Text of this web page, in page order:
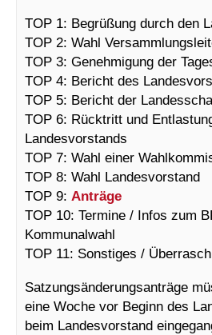
TOP 1: Begrüßung durch den
TOP 2: Wahl
TOP 3: Genehmigung der
TOP 4: Bericht des
TOP 5: Bericht der
TOP 6: Rücktritt und
Landesvorstands
TOP 7: Wahl einer
TOP 8: Wahl Landesvorstand
TOP 9: Anträge
TOP 10: Termine / Infos zum
Kommunalwahl
TOP 11: Sonstiges /
Satzungsänderungsanträge
eine Woche vor Beginn des
beim Landesvorstand